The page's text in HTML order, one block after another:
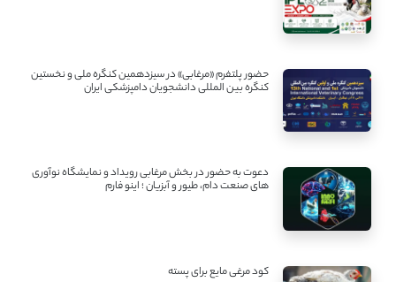
حضور پلتفرم «مرغابی» در سیزدهمین کنگره ملی و نخستین
کنگره بین ‌المللی دانشجویان دامپزشکی ایران
دعوت به حضور در بخش مرغابی رویداد و نمایشگاه نوآوری
های صنعت دام، طیور و آبزیان ؛ اینو فارم
کود مرغی مایع برای پسته